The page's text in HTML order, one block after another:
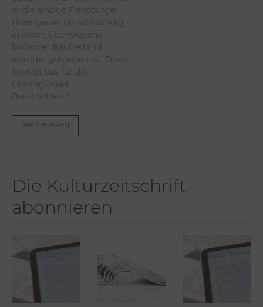
er die einzige Flensburger
Hafengasse, die vollständig
in ihrem überwiegend
barocken Baubestand
erhalten geblieben ist. Doch
genügt das für die
überregionale
Berühmtheit?
Weiterlesen
Die Kulturzeitschrift
abonnieren